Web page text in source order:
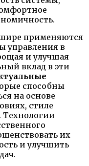
применяются
управления в
и улучшая
вклад в эти
способны
на основе
стиле
Технологии
их
и улучшить